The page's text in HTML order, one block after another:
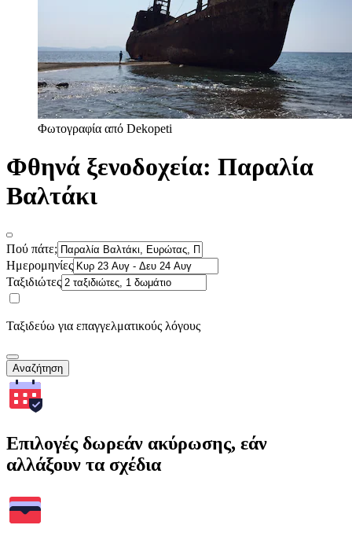
Φωτογραφία από Dekopeti
Φθηνά ξενοδοχεία: Παραλία
Βαλτάκι
Πού πάτε;
Ημερομηνίες
Ταξιδιώτες
Ταξιδεύω για επαγγελματικούς λόγους
Αναζήτηση
Επιλογές δωρεάν ακύρωσης, εάν
αλλάξουν τα σχέδια